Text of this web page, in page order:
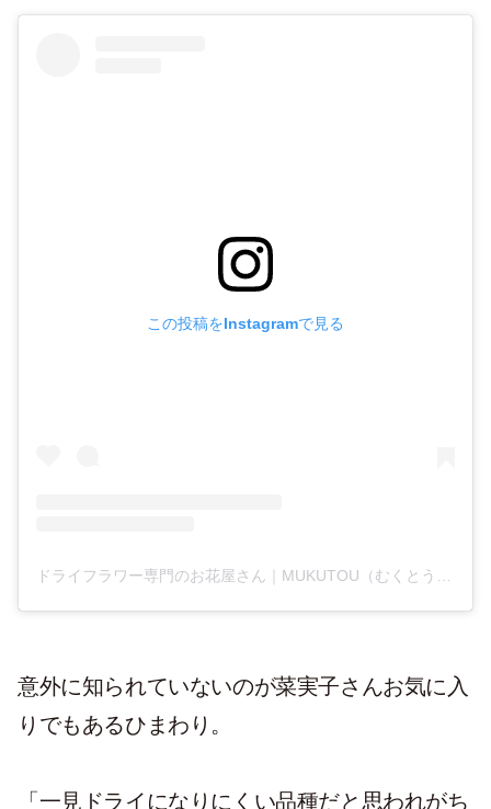
この投稿をInstagramで見る
意外に知られていないのが菜実子さんお気に入
りでもあるひまわり。
「一見ドライになりにくい品種だと思われがち